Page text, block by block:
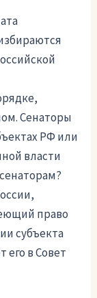
Сенаторы
РФ или
власти
право
субъекта
его в Совет